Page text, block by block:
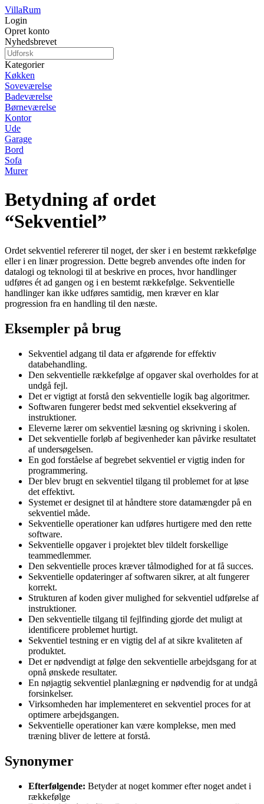
VillaRum
Login
Opret konto
Nyhedsbrevet
Kategorier
Køkken
Soveværelse
Badeværelse
Børneværelse
Kontor
Ude
Garage
Bord
Sofa
Murer
Betydning af ordet
“Sekventiel”
Ordet sekventiel refererer til noget, der sker i en bestemt rækkefølge
eller i en linær progression. Dette begreb anvendes ofte inden for
datalogi og teknologi til at beskrive en proces, hvor handlinger
udføres ét ad gangen og i en bestemt rækkefølge. Sekventielle
handlinger kan ikke udføres samtidig, men kræver en klar
progression fra en handling til den næste.
Eksempler på brug
Sekventiel adgang til data er afgørende for effektiv
databehandling.
Den sekventielle rækkefølge af opgaver skal overholdes for at
undgå fejl.
Det er vigtigt at forstå den sekventielle logik bag algoritmer.
Softwaren fungerer bedst med sekventiel eksekvering af
instruktioner.
Eleverne lærer om sekventiel læsning og skrivning i skolen.
Det sekventielle forløb af begivenheder kan påvirke resultatet
af undersøgelsen.
En god forståelse af begrebet sekventiel er vigtig inden for
programmering.
Der blev brugt en sekventiel tilgang til problemet for at løse
det effektivt.
Systemet er designet til at håndtere store datamængder på en
sekventiel måde.
Sekventielle operationer kan udføres hurtigere med den rette
software.
Sekventielle opgaver i projektet blev tildelt forskellige
teammedlemmer.
Den sekventielle proces kræver tålmodighed for at få succes.
Sekventielle opdateringer af softwaren sikrer, at alt fungerer
korrekt.
Strukturen af koden giver mulighed for sekventiel udførelse af
instruktioner.
Den sekventielle tilgang til fejlfinding gjorde det muligt at
identificere problemet hurtigt.
Sekventiel testning er en vigtig del af at sikre kvaliteten af
produktet.
Det er nødvendigt at følge den sekventielle arbejdsgang for at
opnå ønskede resultater.
En nøjagtig sekventiel planlægning er nødvendig for at undgå
forsinkelser.
Virksomheden har implementeret en sekventiel proces for at
optimere arbejdsgangen.
Sekventielle operationer kan være komplekse, men med
træning bliver de lettere at forstå.
Synonymer
Efterfølgende: Betyder at noget kommer efter noget andet i
rækkefølge